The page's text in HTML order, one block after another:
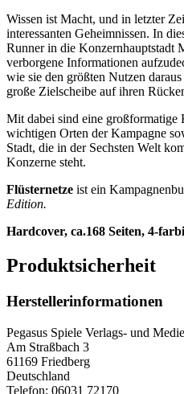
Wissen ist Macht, und in letzter
interessanten Geheimnissen. In
Runner in die Konzernhauptstadt
verborgene Informationen
wie sie den größten Nutzen
große Zielscheibe auf ihren
Mit dabei sind eine großformatige
wichtigen Orten der Kampagne
Stadt, die in der Sechsten Welt
Konzerne steht.
Flüsternetze ist ein
Edition.
Hardcover, ca.168 Seiten, 4-
Produktsicherheit
Herstellerinformationen
Pegasus Spiele Verlags- und
Am Straßbach 3
61169 Friedberg
Deutschland
Telefon: 06031 72170